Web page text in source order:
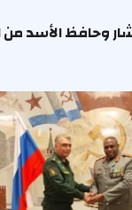
وحافظ الأسد من